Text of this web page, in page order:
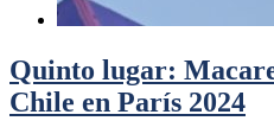
Quinto lugar:
Chile en París 2024